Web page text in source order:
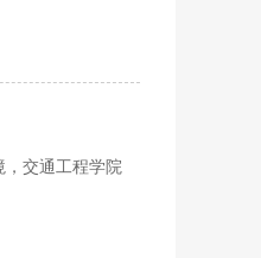
交通工程学院